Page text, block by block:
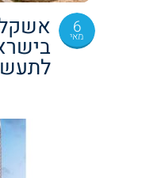
6
מאי